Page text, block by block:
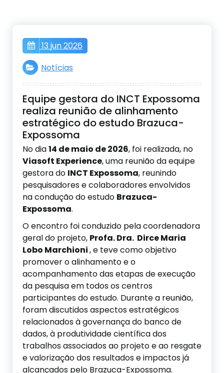
conteúdo 13 jun 2026
Notícias
Equipe gestora do INCT Expossoma
realiza reunião de alinhamento
estratégico do estudo Brazuca-
Expossoma
No dia14 de maio de 2026, foi realizada, no
Viasoft Experience, uma reunião da equipe
gestora do INCT Expossoma, reunindo
pesquisadores e colaboradores envolvidos
na condução do estudo Brazuca-
Expossoma.
O encontro foi conduzido pela coordenadora
geral do projeto, Profa. Dra. Dirce Maria
Lobo Marchioni, e teve como objetivo
promover o alinhamento e o
acompanhamento das etapas de execução
da pesquisa em todos os centros
participantes do estudo. Durante a reunião,
foram discutidos aspectos estratégicos
relacionados à governança do banco de
dados, à produtividade científica dos
trabalhos associados ao projeto e ao resgate
e valorização dos resultados e impactos já
alcançados pelo Brazuca-Expossoma.